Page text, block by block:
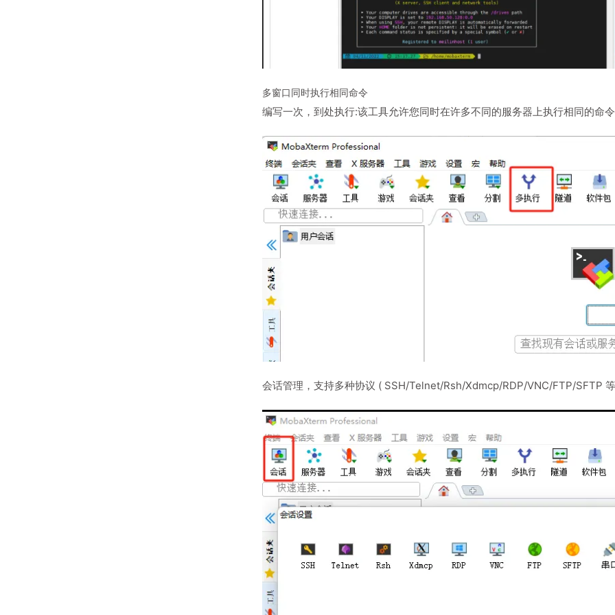
多窗口同时执行相同命令
编写一次，到处执行:该工具允许您同时在许多不同的服务器上执行相同的命
会话管理，支持多种协议 ( SSH/Telnet/Rsh/Xdmcp/RDP/VNC/FTP/SFTP